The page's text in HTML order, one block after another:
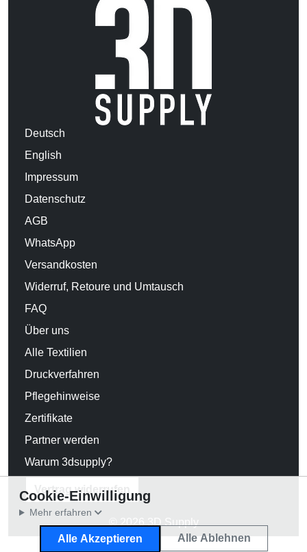
Deutsch
English
Impressum
Datenschutz
AGB
WhatsApp
Versandkosten
Widerruf, Retoure und Umtausch
FAQ
Über uns
Alle Textilien
Druckverfahren
Pflegehinweise
Zertifikate
Partner werden
Warum 3dsupply?
Vertrag widerrufen
© 2026 3D Supply
Cookie-Einwilligung
Mehr erfahren
Alle Akzeptieren Alle Ablehnen